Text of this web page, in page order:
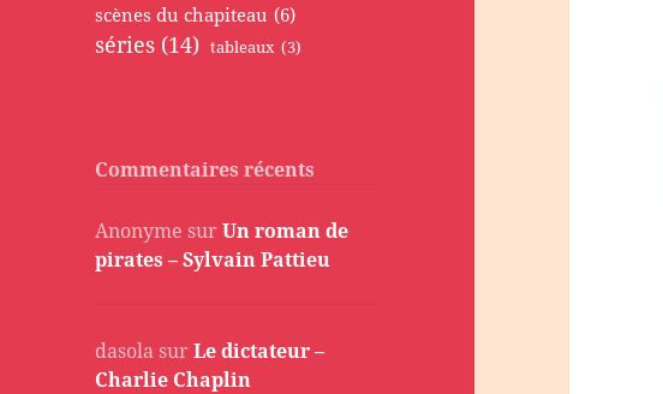
scènes du chapiteau (6)
séries (14) tableaux (3)
Commentaires récents
Anonyme surUn roman de
pirates – Sylvain Pattieu
dasolasurLe dictateur –
Charlie Chaplin